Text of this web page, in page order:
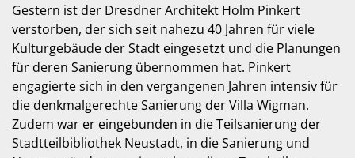
Gestern ist der Dresdner Architekt Holm Pinkert
verstorben, der sich seit nahezu 40 Jahren für viele
Kulturgebäude der Stadt eingesetzt und die Planungen
für deren Sanierung übernommen hat. Pinkert
engagierte sich in den vergangenen Jahren intensiv für
die denkmalgerechte Sanierung der Villa Wigman.
Zudem war er eingebunden in die Teilsanierung der
Stadtteilbibliothek Neustadt, in die Sanierung und